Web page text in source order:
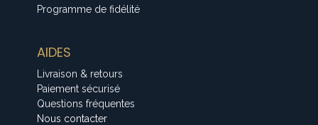
Programme de fidélité
AIDES
Livraison & retours
Paiement sécurisé
Questions fréquentes
Nous contacter